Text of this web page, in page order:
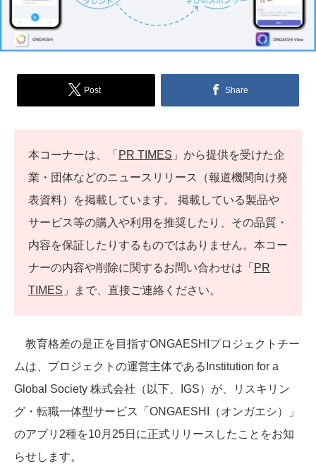
Post Share
本コーナーは、「 PR TIMES 」から提供を受けた企
業・団体などのニュースリリース（報道機関向け発
表資料）を掲載しています。 掲載している製品や
サービス等の購入や利用を推奨したり、その品質・
内容を保証したりするものではありません。本コー
ナーの内容や削除に関するお問い合わせは「 PR
TIMES 」まで、直接ご連絡ください。
教育格差の是正を目指すONGAESHIプロジェクトチー
ムは、プロジェクトの運営主体であるInstitution for a
Global Society 株式会社（以下、IGS）が、リスキリン
グ・転職一体型サービス「ONGAESHI（オンガエシ）」
のアプリ2種を10月25日に正式リリースしたことをお知
らせします。